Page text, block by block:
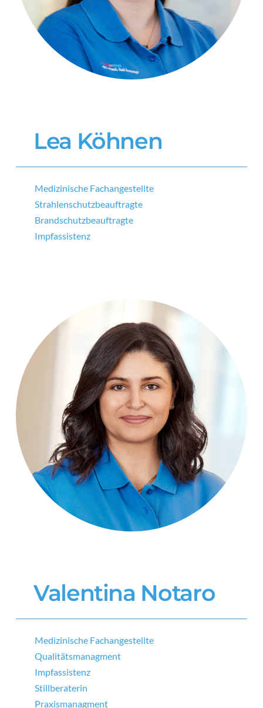
Lea Köhnen
Medizinische Fachangestellte
Strahlenschutzbeauftragte
Brandschutzbeauftragte
Impfassistenz
Valentina Notaro
Medizinische Fachangestellte
Qualitätsmanagment
Impfassistenz
Stillberaterin
Praxismanagment